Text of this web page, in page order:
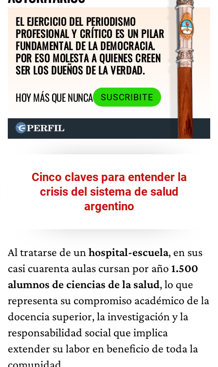
EL EJERCICIO DEL PERIODISMO
PROFESIONAL Y CRÍTICO ES UN PILAR
FUNDAMENTAL DE LA DEMOCRACIA.
POR ESO MOLESTA A QUIENES CREEN
SER LOS DUEÑOS DE LA VERDAD.
HOY MÁS QUE NUNCA
SUSCRIBITE
Cinco claves para entender la
crisis del sistema de salud
argentino
Al tratarse de un hospital-escuela, en sus
casi cuarenta aulas cursan por año 1.500
alumnos de ciencias de la salud, lo que
representa su compromiso académico de la
docencia superior, la investigación y la
responsabilidad social que implica
extender su labor en beneficio de toda la
comunidad.